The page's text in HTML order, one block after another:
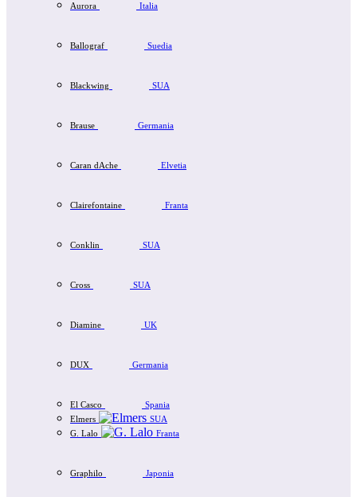
Aurora Italia
Ballograf Suedia
Blackwing SUA
Brause Germania
Caran dAche Elvetia
Clairefontaine Franta
Conklin SUA
Cross SUA
Diamine UK
DUX Germania
El Casco
Spania
Elmers
SUA
G. Lalo
Franta
Graphilo Japonia